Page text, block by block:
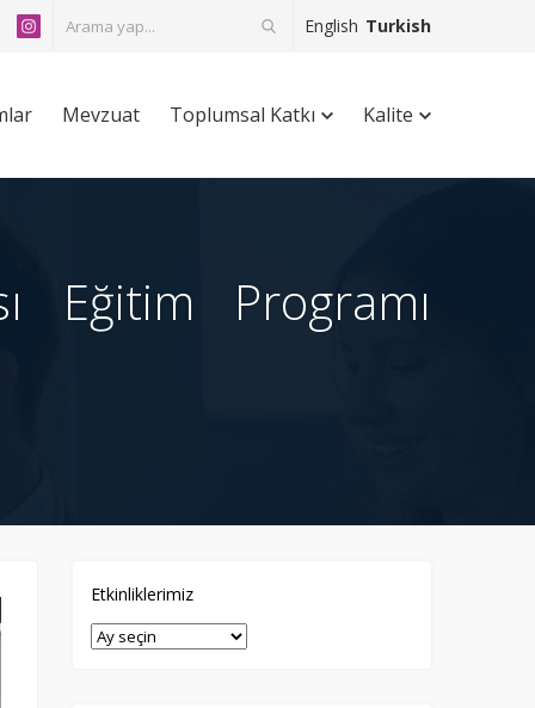
English Turkish
Mevzuat Toplumsal Katkı Kalite
Eğitim Programı
Etkinliklerimiz